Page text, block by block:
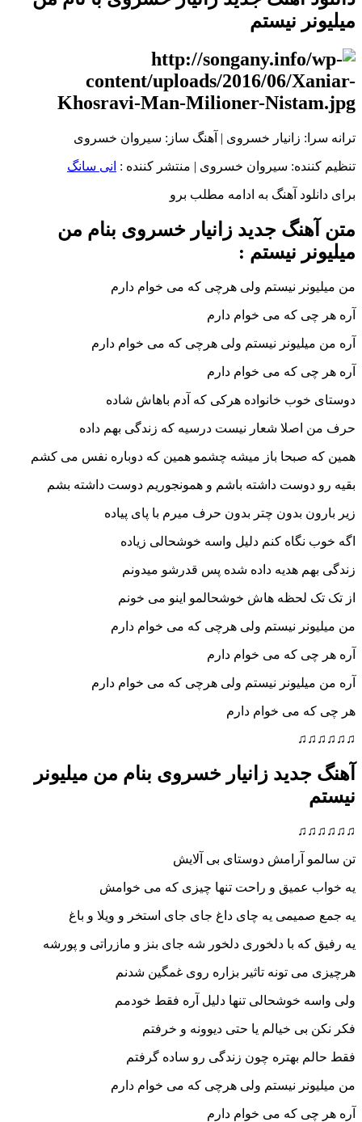
میلیونر نیستم
ترانه سرا: زانیار خسروی | آهنگ ساز: سیروان خسروی
تنظیم کننده: سیروان خسروی | منتشر کننده : انی سانگ
برای دانلود آهنگ به ادامه مطلب برو
متن آهنگ جدید زانیار خسروی بنام من
میلیونر نیستم :
من میلیونر نیستم ولی هرچی که می خوام دارم
آره هر چی که می خوام دارم
آره من میلیونر نیستم ولی هرچی که می خوام دارم
آره هر چی که می خوام دارم
دوستای خوب خانواده هرکی که آدم باهاش شاده
حرف من اصلا شعار نیست درسیه که زندگی بهم داده
همین که صبحا باز میشه چشمو همین که دوباره نفس می کشم
بقیه رو دوست داشته باشم و همونجوریم دوست داشته بشم
زیر بارون بدون چتر بدون حرف میرم با پای پیاده
اگه خوب نگاه کنم دلیل واسه خوشحالی زیاده
زندگی بهم هدیه داده شده پس قدرشو میدونم
از تک تک لحظه هاش خوشحالمو اینو می خونم
من میلیونر نیستم ولی هرچی که می خوام دارم
آره هر چی که می خوام دارم
آره من میلیونر نیستم ولی هرچی که می خوام دارم
هر چی که می خوام دارم
♫♫♫♫♫♫
آهنگ جدید زانیار خسروی بنام من میلیونر
نیستم
♫♫♫♫♫♫
تن سالمو آرامش دوستای بی آلایش
یه خواب عمیق و راحت تنها چیزی که می خوامش
یه جمع صمیمی یه چای داغ جای جای استخر و ویلا و باغ
یه رفیق که با دلخوری دلخور شه جای بنز و مازراتی و پورشه
هرچیزی می تونه تاثیر بزاره روی غمگین شدنم
ولی واسه خوشحالی تنها دلیل آره فقط خودمم
فکر نکن بی خیالم یا حتی دیوونه و خرفتم
فقط حالم بهتره چون زندگی رو ساده گرفتم
من میلیونر نیستم ولی هرچی که می خوام دارم
آره هر چی که می خوام دارم